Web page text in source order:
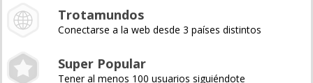
Trotamundos
Conectarse a la web desde 3 países distintos
Super Popular
Tener al menos 100 usuarios siguiéndote